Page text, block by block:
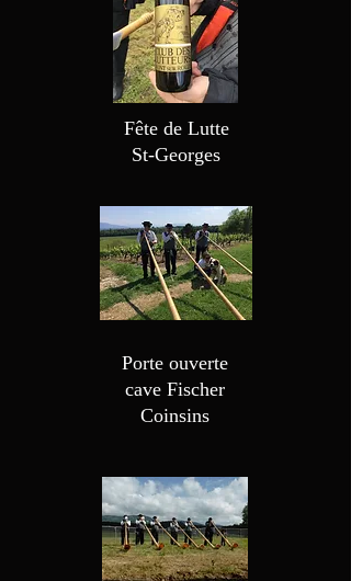
Fête de Lutte
St-Georges
Porte ouverte
cave Fischer
Coinsins